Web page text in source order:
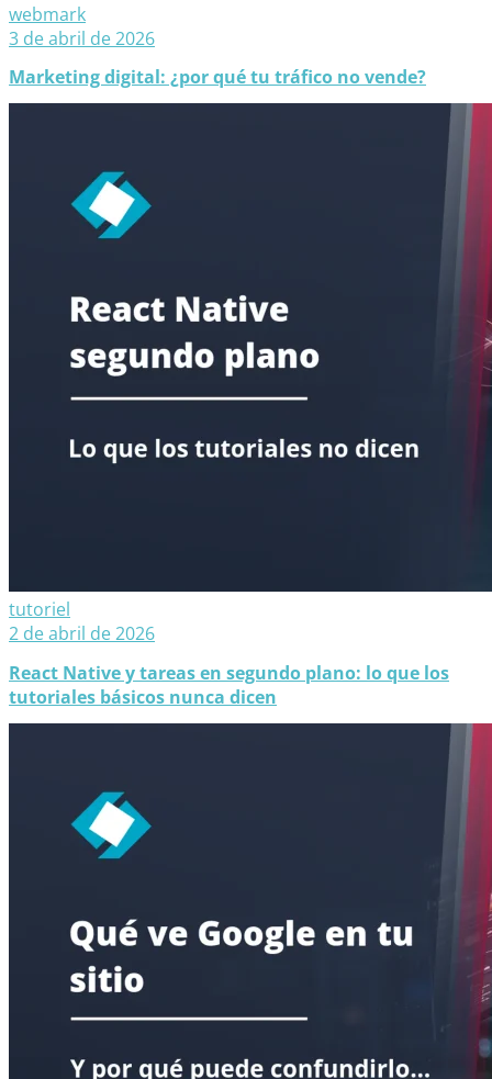
webmark
3 de abril de 2026
Marketing digital: ¿por qué tu tráfico no vende?
tutoriel
2 de abril de 2026
React Native y tareas en segundo plano: lo que los
tutoriales básicos nunca dicen